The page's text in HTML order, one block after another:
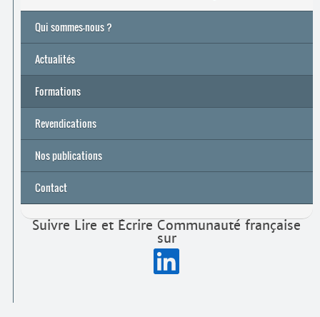
Qui sommes-nous ?
Actualités
Formations
Archives
Université de printemps 2026
Revendications
Nos publications
Contact
Suivre Lire et Écrire Communauté française
sur